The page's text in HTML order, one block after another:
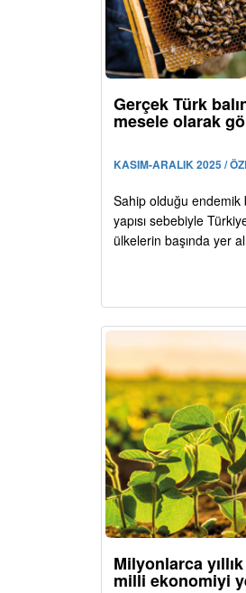
Gerçek Türk
mesele olarak
KASIM-ARALIK 2025 /
Sahip olduğu endemik
yapısı sebebiyle
ülkelerin başında yer
Milyonlarca
milli ekonomiyi